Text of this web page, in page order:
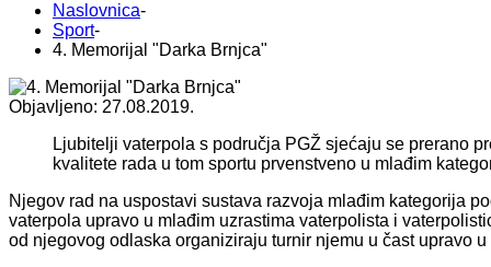
Naslovnica-
Sport-
4. Memorijal "Darka Brnjca"
Objavljeno: 27.08.2019.
Ljubitelji vaterpola s područja PGŽ sjećaju se prerano
kvalitete rada u tom sportu prvenstveno u mlađim
Njegov rad na uspostavi sustava razvoja mlađim kategorija
vaterpola upravo u mlađim uzrastima vaterpolista i
od njegovog odlaska organiziraju turnir njemu u čast upravo